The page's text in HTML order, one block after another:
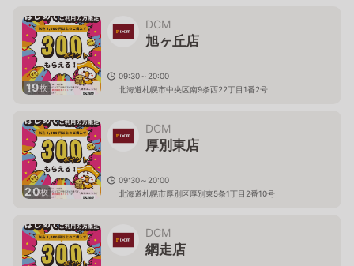
19枚
DCM
旭ヶ丘店
09:30～20:00
北海道札幌市中央区南9条西22丁目1番2号
20枚
DCM
厚別東店
09:30～20:00
北海道札幌市厚別区厚別東5条1丁目2番10号
DCM
網走店